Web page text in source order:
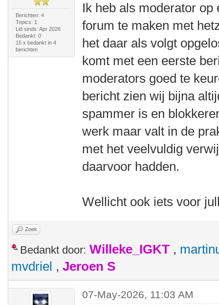
Berichten: 4
Topics: 1
Lid sinds: Apr 2026
Bedankt: 0
15 x bedankt in 4
berichten
Ik heb als moderator
forum te maken met
het daar als volgt
komt met een eerste
moderators goed te
bericht zien wij bijna
spammer is en
werk maar valt in de
met het veelvuldig
daarvoor hadden.
Wellicht ook iets voor
Zoek
Bedankt door: Willeke_IGKT ,
mvdriel , Jeroen S
07-May-2026, 11:03 AM